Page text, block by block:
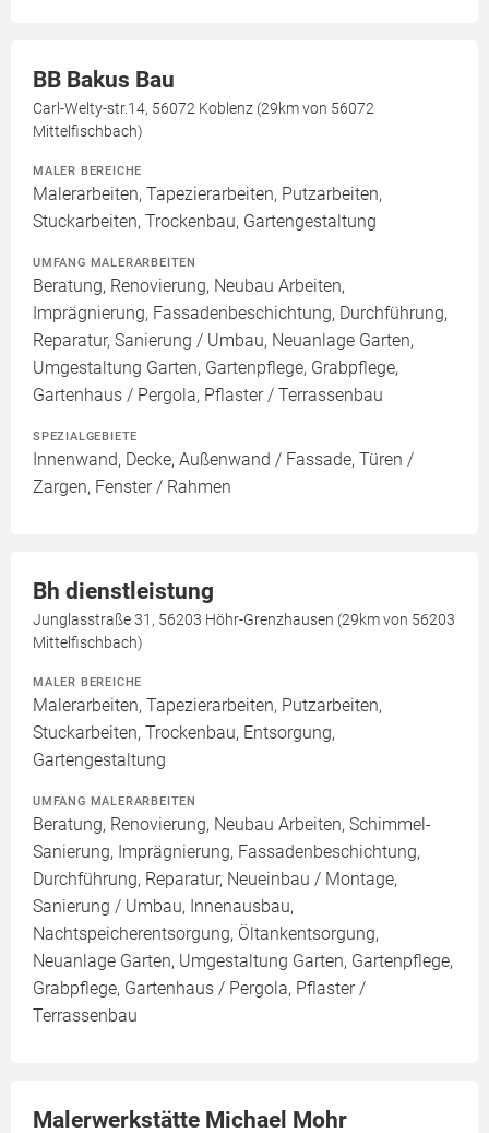
BB Bakus Bau
Carl-Welty-str.14, 56072 Koblenz (29km von 56072
Mittelfischbach)
MALER BEREICHE
Malerarbeiten, Tapezierarbeiten, Putzarbeiten,
Stuckarbeiten, Trockenbau, Gartengestaltung
UMFANG MALERARBEITEN
Beratung, Renovierung, Neubau Arbeiten,
Imprägnierung, Fassadenbeschichtung, Durchführung,
Reparatur, Sanierung / Umbau, Neuanlage Garten,
Umgestaltung Garten, Gartenpflege, Grabpflege,
Gartenhaus / Pergola, Pflaster / Terrassenbau
SPEZIALGEBIETE
Innenwand, Decke, Außenwand / Fassade, Türen /
Zargen, Fenster / Rahmen
Bh dienstleistung
Junglasstraße 31, 56203 Höhr-Grenzhausen (29km von 56203
Mittelfischbach)
MALER BEREICHE
Malerarbeiten, Tapezierarbeiten, Putzarbeiten,
Stuckarbeiten, Trockenbau, Entsorgung,
Gartengestaltung
UMFANG MALERARBEITEN
Beratung, Renovierung, Neubau Arbeiten, Schimmel-
Sanierung, Imprägnierung, Fassadenbeschichtung,
Durchführung, Reparatur, Neueinbau / Montage,
Sanierung / Umbau, Innenausbau,
Nachtspeicherentsorgung, Öltankentsorgung,
Neuanlage Garten, Umgestaltung Garten, Gartenpflege,
Grabpflege, Gartenhaus / Pergola, Pflaster /
Terrassenbau
Malerwerkstätte Michael Mohr